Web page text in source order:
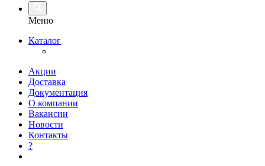
Меню
Каталог
Акции
Доставка
Документация
О компании
Вакансии
Новости
Контакты
?